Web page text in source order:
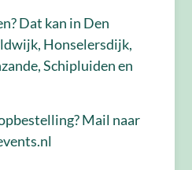
Dat kan in Den
Honselersdijk,
Schipluiden en
Mail naar